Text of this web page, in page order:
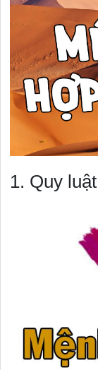
1. Quy